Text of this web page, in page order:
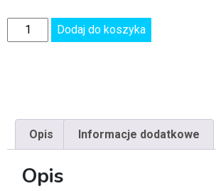
Dodaj do koszyka
Opis Informacje dodatkowe
Opis